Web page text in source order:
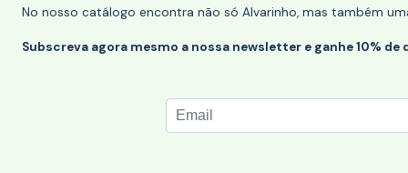
No nosso catálogo encontra não só Alvarinho, mas também
Subscreva agora mesmo a nossa newsletter e ganhe 10%